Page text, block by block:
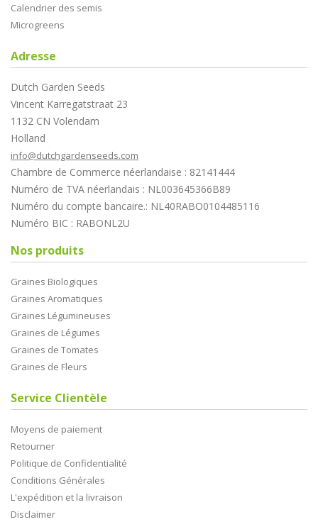
Calendrier des semis
Microgreens
Adresse
Dutch Garden Seeds
Vincent Karregatstraat 23
1132 CN Volendam
Holland
info@dutchgardenseeds.com
Chambre de Commerce néerlandaise : 82141444
Numéro de TVA néerlandais : NL003645366B89
Numéro du compte bancaire.: NL40RABO0104485116
Numéro BIC : RABONL2U
Nos produits
Graines Biologiques
Graines Aromatiques
Graines Légumineuses
Graines de Légumes
Graines de Tomates
Graines de Fleurs
Service Clientèle
Moyens de paiement
Retourner
Politique de Confidentialité
Conditions Générales
L'expédition et la livraison
Disclaimer